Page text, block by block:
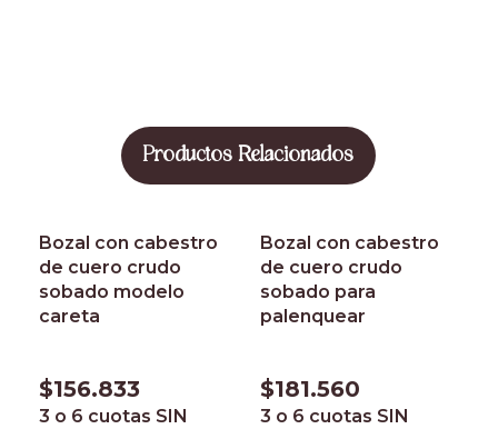
Productos Relacionados
Bozal con cabestro
de cuero crudo
sobado modelo
careta
$156.833
3 o 6 cuotas SIN
Bozal con cabestro
de cuero crudo
sobado para
palenquear
$181.560
3 o 6 cuotas SIN